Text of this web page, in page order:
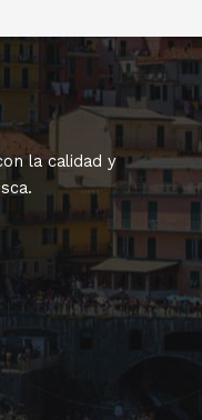
la calidad y